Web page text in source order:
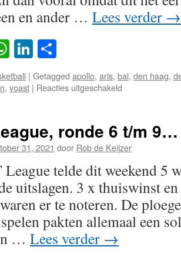
en ander … Lees verder →
WhatsApp
LinkedIn
| Getagged apollo, aris, bal, den haag,
, yoast | Reacties uitgeschakeld
opmaken…
BNXT
ronde 6 t/m 9…
31, 2021 door Rob de Keijzer
telde dit weekend 5
uitslagen. 3 x thuiswinst
er te noteren. De
pakten allemaal een
… Lees verder →